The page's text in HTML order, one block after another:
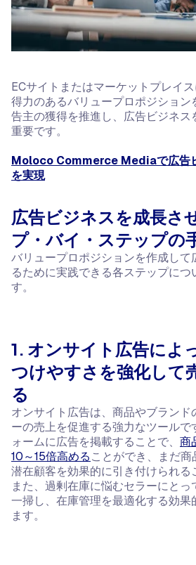
ECサイトまたはマーケットプレイ
得力のあるバリュープロポジショ
告主の獲得を推進し、広告ビジネス
重要です。
Moloco Commerce Mediaで広告
を実現
広告ビジネスを成長さ
プ・バイ・ステップの
バリュープロポジションを作成して
るために実践できる各ステップにつ
す。
1. オンサイト広告によ
つけやすさを強化して
る
オンサイト広告は、商品やブランド
ーの売上を促進する強力なツールで
ォームに広告を掲載することで、 商
10～15倍高めることができ、まだ
潜在顧客を効果的に引き付けられる
また、過剰在庫に悩むセラーにと
一掃し、在庫管理を最適化する効果
ます。